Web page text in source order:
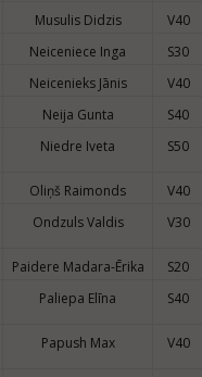
Musulis Didzis
V40
Neiceniece Inga
S30
Neicenieks Jānis
V40
Neija Gunta
S40
Niedre Iveta S50
Oliņš Raimonds
V40
Ondzuls Valdis V30
Paidere Madara-Ērika
S20
Paliepa Elīna S40
Papush Max V40